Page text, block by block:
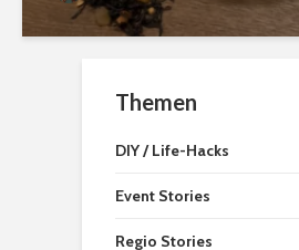
Themen
DIY / Life-Hacks
Event Stories
Regio Stories